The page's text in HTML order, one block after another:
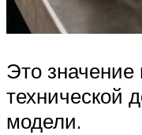
Это
технической
модели.